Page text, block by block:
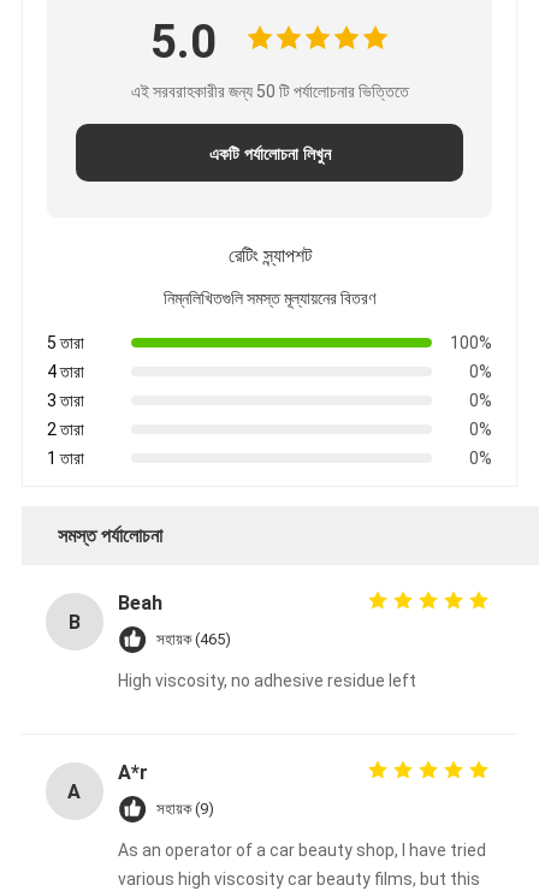
5.0
এই সরবরাহকারীর জন্য 50 টি পর্যালোচনার ভিত্তিতে
একটি পর্যালোচনা লিখুন
রেটিং স্ন্যাপশট
নিম্নলিখিতগুলি সমস্ত মূল্যায়নের বিতরণ
5 তারা
100%
4 তারা
0%
3 তারা
0%
2 তারা
0%
1 তারা
0%
সমস্ত পর্যালোচনা
B
Beah
সহায়ক (465)
High viscosity, no adhesive residue left
A
A*r
সহায়ক (9)
As an operator of a car beauty shop, I have tried
various high viscosity car beauty films, but this